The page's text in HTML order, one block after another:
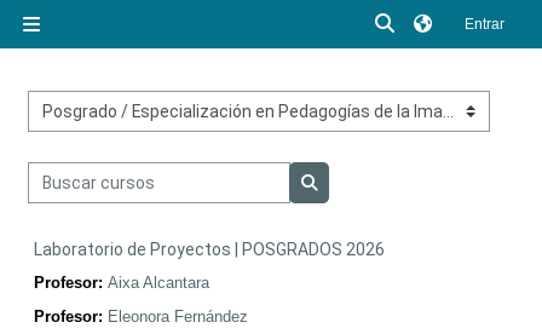
Selector de
Entrar
Categorías
Buscar cursos
Laboratorio de Proyectos | POSGRADOS 2026
Profesor: Aixa Alcantara
Profesor: Eleonora Fernández